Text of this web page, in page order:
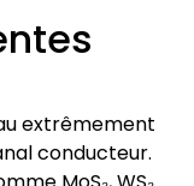
extrêmement
conducteur.